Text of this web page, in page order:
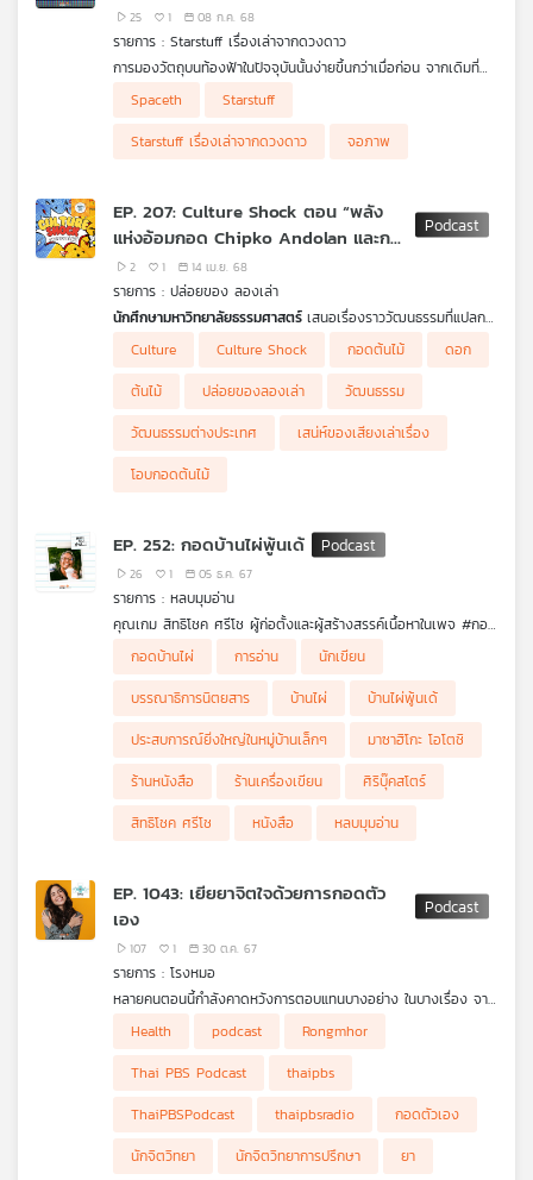
25 1 08 ก.ค. 68
รายการ : Starstuff เรื่องเล่าจากดวงดาว
การมองวัตถุบนท้องฟ้าในปัจจุบันนั้นง่ายขึ้นกว่าเมื่อก่อน จากเดิมที่
คอมพิวเตอร์หรือโทรทัศน์ได้อย่างง่ายดาย หน้าจอคือสิ่งที่นำภาพจาก
กล้องโทรทรรศน์ที่อยู่ห่างไกลโลกกว่าล้านกิโลเมตรให้มาปรากฏแก่
สายตาได้อย่างง่ายดาย เทคโนโลยีที่ปรับเปลี่ยนชีวิตของผู้คนตั้งแต่
จนไปถึงจอของโทรศัพท์มือถือที่ทุกคนถืออยู่ในมือ สิ่งมหัศจรรย์เหล่า
นี้เกิดขึ้นได้อย่างไร มาร่วมหาคำตอบของสิ่งที่เชื่อมต่อชีวิตของทุกคน
เข้าไว้ด้วยกันผ่านการแสดงผลทางหน้าจอได้ใน starstuff เรื่องเล่า
จากดวงดาว
Spaceth
Starstuff
Starstuff เรื่องเล่าจากดวงดาว
จอภาพ
EP. 207: Culture Shock ตอน “พลัง
แห่งอ้อมกอด Chipko Andolan และการ
ปกป้องป่าไม้ในอินเดีย" | มหาวิทยาลัย
ธรรมศาสตร์
2 1 14 เม.ย. 68
รายการ : ปล่อยของ ลองเล่า
นักศึกษามหาวิทยาลัยธรรมศาสตร์ เสนอเรื่องราววัฒนธรรมที่แปลก
ตาจากทุกมุมโลก ทั้งความหมาย ประวัติศาสตร์ และแรงบันดาลใจที่
อยู่เบื้องหลังของแต่ละวัฒนธรรม โดยตอนนี้เป็นเรื่องราวของกลุ่มผู้
ที่ยืนหยัดปกป้องป่าไม้ด้วยชีวิต ด้วยการ 'โอบกอด' ต้นไม้ เพื่อต่อสู้
กับการทำลายป่าและอนุรักษ์ธรรมชาติให้คงอยู่ต่อไปของชาวอินเดีย
Culture Culture Shock กอดต้นไม้
ดอก
ต้นไม้
ปล่อยของลองเล่า
วัฒนธรรม
วัฒนธรรมต่างประเทศ
เสน่ห์ของเสียงเล่าเรื่อง
โอบกอดต้นไม้
EP. 252: กอดบ้านไผ่พู้นเด้
26 1 05 ธ.ค. 67
รายการ : หลบมุมอ่าน
คุณเกม สิทธิโชค ศรีโช ผู้ก่อตั้งและผู้สร้างสรรค์เนื้อหาในเพจ #กอด
บ้านไผ่ สู่งานเทศกาล #บ้านไผ่พู้นเด้ จะมาร่วมพูดคุยกับ #หลบมุม
อ่าน ถึงประสบการณ์ทำงานเป็นบรรณาธิการนิตยสาร, การขับเคลื่อน
บ้านเกิดที่อำเภอบ้านไผ่เพื่อแบ่งปันปัญญาและมิตรจิตมิตรใจมอบให้
กัน รวมถึงนำเสนอความเปลี่ยนผ่านของพื้นที่ในทุกมิติ, แรงบันดาลใจ
จากบุคคลต้นแบบในชีวิตและจากหนังสือชื่อ #ประสบการณ์ยิ่งใหญ่ใน
หมู่บ้านเล็กๆ ของ มาซาฮิโกะ โอโตชิ, ความทรงจำต่อ #ศิริบุ๊คสโตร์
ซึ่งเป็นร้านหนังสือ/ร้านเครื่องเขียนในบ้านไผ่ และเรื่องราวอีกมากมาย
กอดบ้านไผ่ การอ่าน
นักเขียน
บรรณาธิการนิตยสาร
บ้านไผ่
บ้านไผ่พู้นเด้
ประสบการณ์ยิ่งใหญ่ในหมู่บ้านเล็กๆ
มาซาฮิโกะ โอโตชิ
ร้านหนังสือ
ร้านเครื่องเขียน
ศิริบุ๊คสโตร์
สิทธิโชค ศรีโช
หนังสือ หลบมุมอ่าน
EP. 1043: เยียยาจิตใจด้วยการกอดตัว
เอง
107 1 30 ต.ค. 67
รายการ : โรงหมอ
หลายคนตอนนี้กำลังคาดหวังการตอบแทนบางอย่าง ในบางเรื่อง จาก
ชีวิตร่วมงาน โดยเฉพาะเรื่องของความรักและความใส่ใจ แต่เมื่อสิ่ง
ต่าง ๆ ไม่เป็นตามที่คาดหวังเอาไว้แน่นอนความเสียใจย่อมเกิดขึ้น จะ
มากหรือน้อยก็ขึ้นอยู่กับความเข้มแข็งของแต่ละคน แต่สิ่งสุดท้ายลอง
กลับมากอดตัวเองดูบ้าง รักตัวเองดูบ้าง อยู่กับตัวเองดูบ้าง จะได้รู้
ว่าจริง ๆ แล้วต้องการอะไรกันแน่ การเยียวยาด้วยการกอดตัวเอง
ทำอย่างไร ทำไมต้องทำ รายการ โรงหมอ
Health podcast
Rongmhor
Thai PBS Podcast
thaipbs
ThaiPBSPodcast
thaipbsradio
กอดตัวเอง
นักจิตวิทยา
นักจิตวิทยาการปรึกษา
ยา